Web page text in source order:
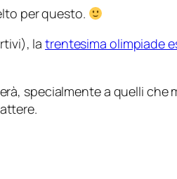
per questo.
latrentesima olimpiade
specialmente a quelli che